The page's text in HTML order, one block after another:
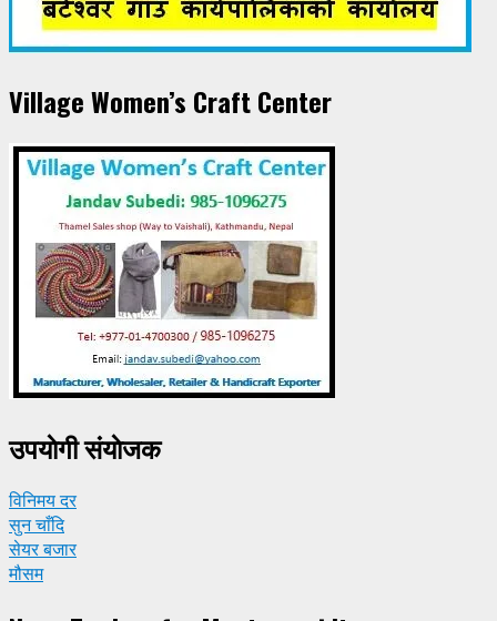
Village Women’s Craft Center
उपयाेगी संयाेजक
विनिमय दर
सुन चाँदि
सेयर बजार
मौसम